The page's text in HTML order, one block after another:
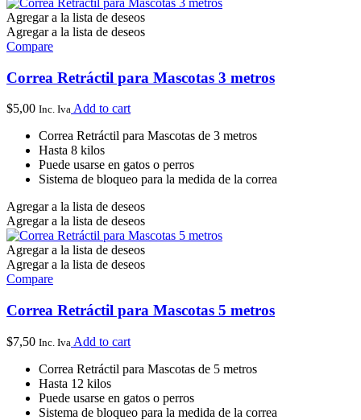
Agregar a la lista de deseos
Agregar a la lista de deseos
Compare
Correa Retráctil para Mascotas 3 metros
$5,00 Inc. Iva Add to cart
Correa Retráctil para Mascotas de 3 metros
Hasta 8 kilos
Puede usarse en gatos o perros
Sistema de bloqueo para la medida de la correa
Agregar a la lista de deseos
Agregar a la lista de deseos
Agregar a la lista de deseos
Agregar a la lista de deseos
Compare
Correa Retráctil para Mascotas 5 metros
$7,50 Inc. Iva Add to cart
Correa Retráctil para Mascotas de 5 metros
Hasta 12 kilos
Puede usarse en gatos o perros
Sistema de bloqueo para la medida de la correa